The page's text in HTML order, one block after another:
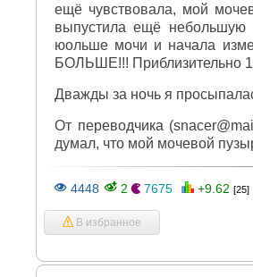
ещё чувствовала, мой
выпустила ещё небольшую
юольше мочи и начала
БОЛЬШЕ!!! Приблизительно
Дважды за ночь я
От переводчика
думал, что мой мочевой
4448 2 7675 +9.62 [25]
В избранное